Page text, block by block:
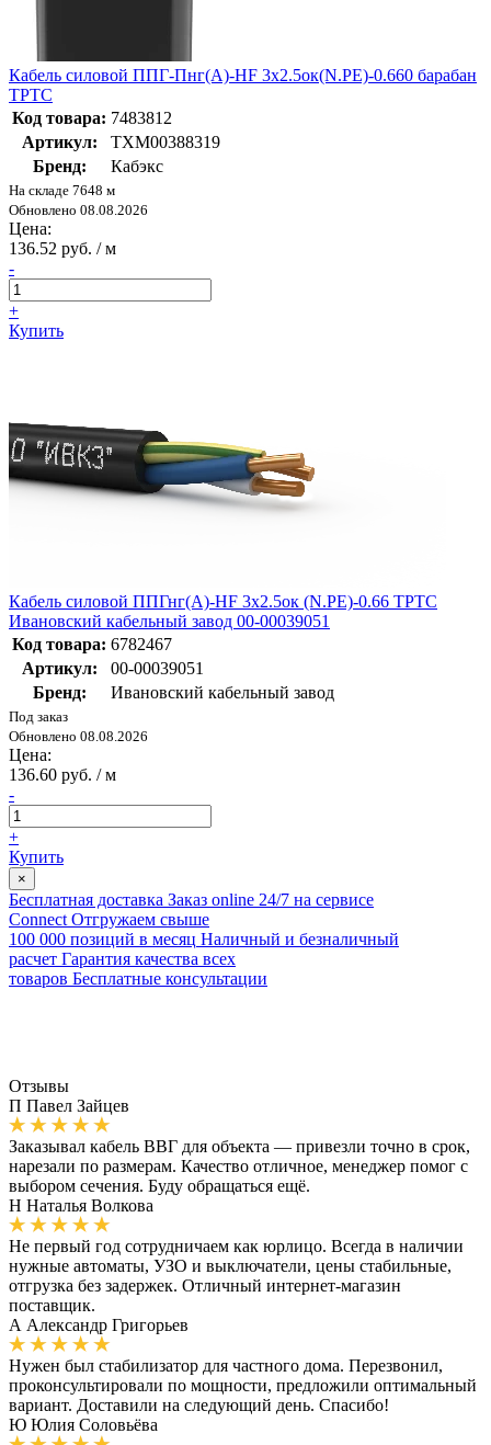
Кабель силовой ППГ-Пнг(А)-HF 3х2.5ок(N.PE)-0.660 барабан
ТРТС
Код товара: 7483812
Артикул:
ТХМ00388319
Бренд:
Кабэкс
На складе 7648 м
Обновлено 08.08.2026
Цена:
136.52 руб. / м
-
+
Купить
Кабель силовой ППГнг(А)-HF 3х2.5ок (N.PE)-0.66 ТРТС
Ивановский кабельный завод 00-00039051
Код товара: 6782467
Артикул:
00-00039051
Бренд:
Ивановский кабельный завод
Под заказ
Обновлено 08.08.2026
Цена:
136.60 руб. / м
-
+
Купить
×
Бесплатная доставка Заказ online 24/7 на сервисе
Connect Отгружаем свыше
100 000 позиций в месяц Наличный и безналичный
расчет Гарантия качества всех
товаров Бесплатные консультации
Отзывы
П Павел Зайцев
Заказывал кабель ВВГ для объекта — привезли точно в срок,
нарезали по размерам. Качество отличное, менеджер помог с
выбором сечения. Буду обращаться ещё.
Н Наталья Волкова
Не первый год сотрудничаем как юрлицо. Всегда в наличии
нужные автоматы, УЗО и выключатели, цены стабильные,
отгрузка без задержек. Отличный интернет-магазин
поставщик.
А Александр Григорьев
Нужен был стабилизатор для частного дома. Перезвонил,
проконсультировали по мощности, предложили оптимальный
вариант. Доставили на следующий день. Спасибо!
Ю Юлия Соловьёва